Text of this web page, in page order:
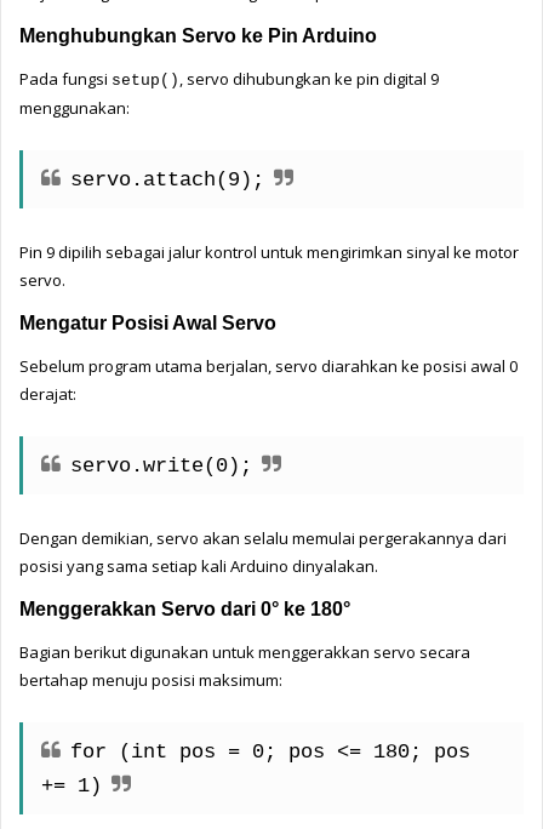
Menghubungkan Servo ke Pin Arduino
Pada fungsi setup() , servo dihubungkan ke pin digital 9
menggunakan:
servo.attach(9);
Pin 9 dipilih sebagai jalur kontrol untuk mengirimkan sinyal ke motor
servo.
Mengatur Posisi Awal Servo
Sebelum program utama berjalan, servo diarahkan ke posisi awal 0
derajat:
servo.write(0);
Dengan demikian, servo akan selalu memulai pergerakannya dari
posisi yang sama setiap kali Arduino dinyalakan.
Menggerakkan Servo dari 0° ke 180°
Bagian berikut digunakan untuk menggerakkan servo secara
bertahap menuju posisi maksimum:
for (int pos = 0; pos <= 180; pos
+= 1)